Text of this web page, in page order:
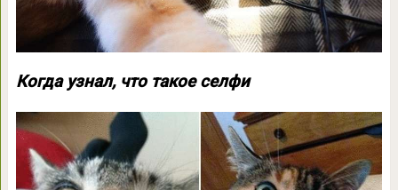
Когда узнал, что такое селфи